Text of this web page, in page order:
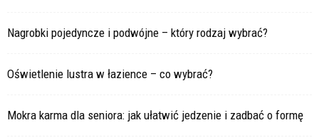
Nagrobki pojedyncze i podwójne – który rodzaj wybrać?
Oświetlenie lustra w łazience – co wybrać?
Mokra karma dla seniora: jak ułatwić jedzenie i zadbać o formę